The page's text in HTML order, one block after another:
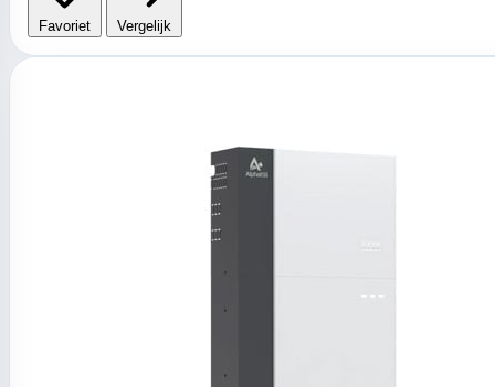
Favoriet Vergelijk